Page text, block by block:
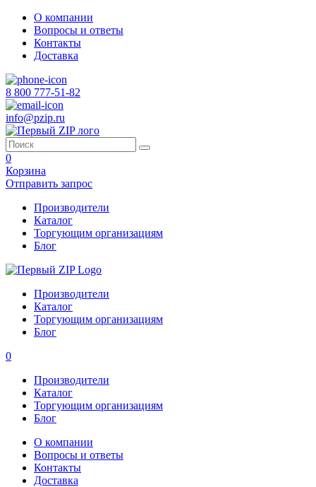
О компании
Вопросы и ответы
Контакты
Доставка
8 800 777-51-82
info@pzip.ru
0
Корзина
Отправить запрос
Производители
Каталог
Торгующим организациям
Блог
Производители
Каталог
Торгующим организациям
Блог
0
Производители
Каталог
Торгующим организациям
Блог
О компании
Вопросы и ответы
Контакты
Доставка